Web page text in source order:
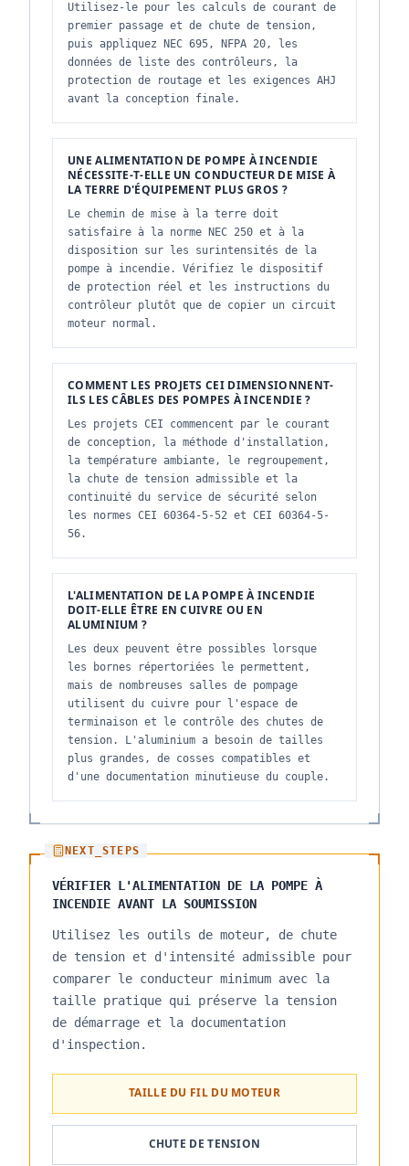
Utilisez-le pour les calculs de courant de
premier passage et de chute de tension,
puis appliquez NEC 695, NFPA 20, les
données de liste des contrôleurs, la
protection de routage et les exigences AHJ
avant la conception finale.
UNE ALIMENTATION DE POMPE À INCENDIE
NÉCESSITE-T-ELLE UN CONDUCTEUR DE MISE À
LA TERRE D'ÉQUIPEMENT PLUS GROS ?
Le chemin de mise à la terre doit
satisfaire à la norme NEC 250 et à la
disposition sur les surintensités de la
pompe à incendie. Vérifiez le dispositif
de protection réel et les instructions du
contrôleur plutôt que de copier un circuit
moteur normal.
COMMENT LES PROJETS CEI DIMENSIONNENT-
ILS LES CÂBLES DES POMPES À INCENDIE ?
Les projets CEI commencent par le courant
de conception, la méthode d'installation,
la température ambiante, le regroupement,
la chute de tension admissible et la
continuité du service de sécurité selon
les normes CEI 60364-5-52 et CEI 60364-5-
56.
L'ALIMENTATION DE LA POMPE À INCENDIE
DOIT-ELLE ÊTRE EN CUIVRE OU EN
ALUMINIUM ?
Les deux peuvent être possibles lorsque
les bornes répertoriées le permettent,
mais de nombreuses salles de pompage
utilisent du cuivre pour l'espace de
terminaison et le contrôle des chutes de
tension. L'aluminium a besoin de tailles
plus grandes, de cosses compatibles et
d'une documentation minutieuse du couple.
NEXT_STEPS
VÉRIFIER L'ALIMENTATION DE LA POMPE À
INCENDIE AVANT LA SOUMISSION
Utilisez les outils de moteur, de chute
de tension et d'intensité admissible pour
comparer le conducteur minimum avec la
taille pratique qui préserve la tension
de démarrage et la documentation
d'inspection.
TAILLE DU FIL DU MOTEUR
CHUTE DE TENSION